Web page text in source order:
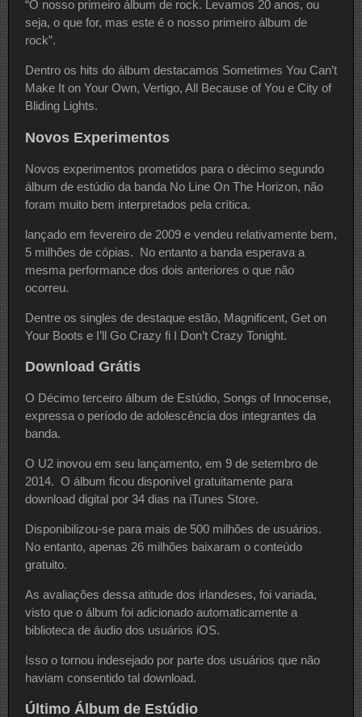
“O nosso primeiro álbum de rock. Levamos 20 anos, ou
seja, o que for, mas este é o nosso primeiro álbum de
rock”.
Dentro os hits do álbum destacamos Sometimes You Can’t
Make It on Your Own, Vertigo, All Because of You e City of
Bliding Lights.
Novos Experimentos
Novos experimentos prometidos para o décimo segundo
álbum de estúdio da banda No Line On The Horizon, não
foram muito bem interpretados pela crítica.
lançado em fevereiro de 2009 e vendeu relativamente bem,
5 milhões de cópias. No entanto a banda esperava a
mesma performance dos dois anteriores o que não
ocorreu.
Dentre os singles de destaque estão, Magnificent, Get on
Your Boots e I’ll Go Crazy fi I Don’t Crazy Tonight.
Download Grátis
O Décimo terceiro álbum de Estúdio, Songs of Innocense,
expressa o período de adolescência dos integrantes da
banda.
O U2 inovou em seu lançamento, em 9 de setembro de
2014. O álbum ficou disponível gratuitamente para
download digital por 34 dias na iTunes Store.
Disponibilizou-se para mais de 500 milhões de usuários.
No entanto, apenas 26 milhões baixaram o conteúdo
gratuito.
As avaliações dessa atitude dos irlandeses, foi variada,
visto que o álbum foi adicionado automaticamente a
biblioteca de áudio dos usuários iOS.
Isso o tornou indesejado por parte dos usuários que não
haviam consentido tal download.
Último Álbum de Estúdio